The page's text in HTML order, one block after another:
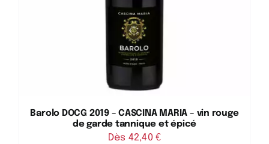
Barolo DOCG 2019 – CASCINA MARIA – vin rouge
de garde tannique et épicé
Dès 42,40€